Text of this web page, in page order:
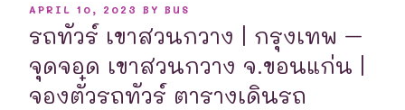
POSTED
APRIL 10, 2023 BY BUS
รถทัวร์ เขาสวนกวาง | กรุงเทพ –
จุดจอด เขาสวนกวาง จ.ขอนแก่น |
จองตั๋วรถทัวร์ ตารางเดินรถ